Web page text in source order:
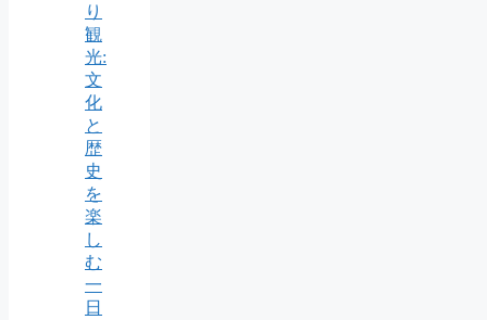
り
観
光:
文
化
と
歴
史
を
楽
し
む
一
日